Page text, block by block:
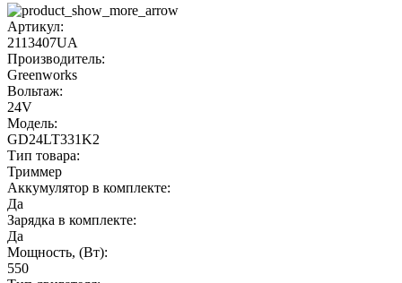
Артикул:
2113407UA
Производитель:
Greenworks
Вольтаж:
24V
Модель:
GD24LT331K2
Тип товара:
Триммер
Аккумулятор в комплекте:
Да
Зарядка в комплекте:
Да
Мощность, (Вт):
550